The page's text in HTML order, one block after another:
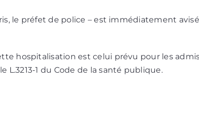
le préfet de police – est immédiatement
hospitalisation est celui prévu pour les
L.3213-1 du Code de la santé publique.